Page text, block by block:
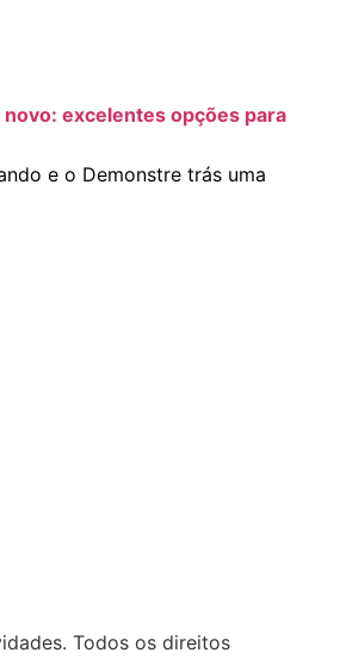
novo: excelentes opções para
e o Demonstre trás uma
Todos os direitos